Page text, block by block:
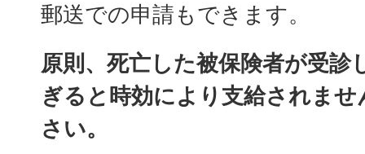
郵送での申請もできます。
原則、死亡した被保険者が受診
ぎると時効により支給されま
さい。